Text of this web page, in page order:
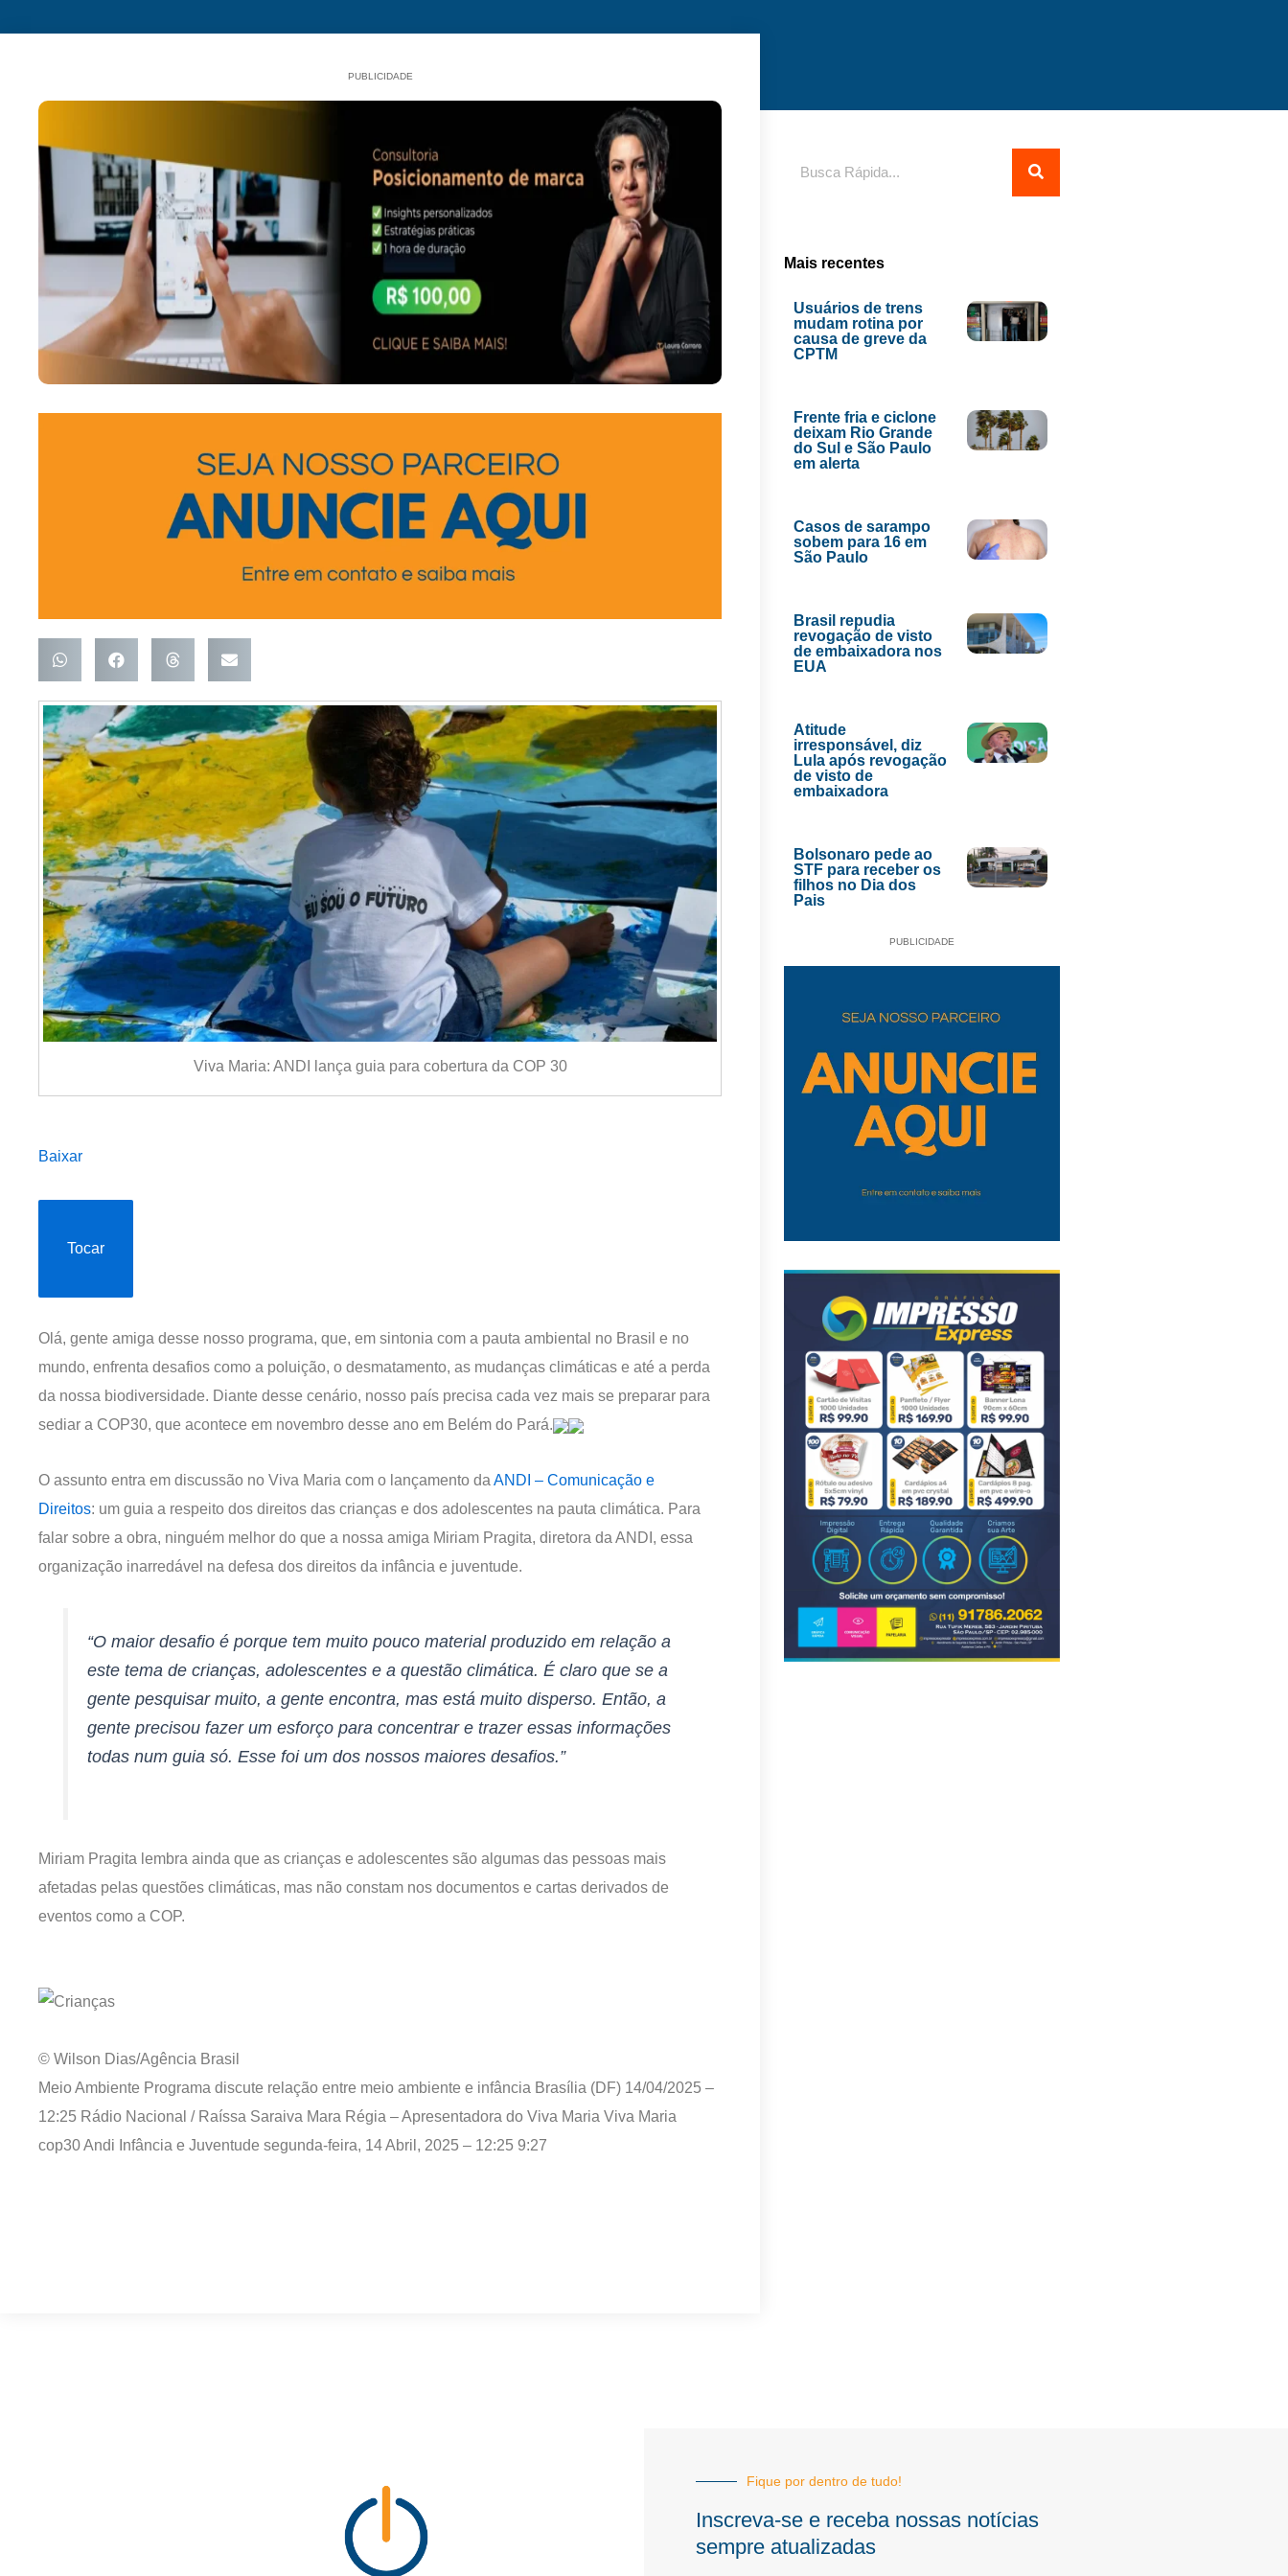
PUBLICIDADE
Viva Maria: ANDI lança guia para cobertura da COP 30
Baixar
Tocar
Olá, gente amiga desse nosso programa, que, em sintonia com a pauta ambiental no Brasil e no
mundo, enfrenta desafios como a poluição, o desmatamento, as mudanças climáticas e até a perda
da nossa biodiversidade. Diante desse cenário, nosso país precisa cada vez mais se preparar para
sediar a COP30, que acontece em novembro desse ano em Belém do Pará.
O assunto entra em discussão no Viva Maria com o lançamento da ANDI – Comunicação e
Direitos: um guia a respeito dos direitos das crianças e dos adolescentes na pauta climática. Para
falar sobre a obra, ninguém melhor do que a nossa amiga Miriam Pragita, diretora da ANDI, essa
organização inarredável na defesa dos direitos da infância e juventude.
“O maior desafio é porque tem muito pouco material produzido em relação a
este tema de crianças, adolescentes e a questão climática. É claro que se a
gente pesquisar muito, a gente encontra, mas está muito disperso. Então, a
gente precisou fazer um esforço para concentrar e trazer essas informações
todas num guia só. Esse foi um dos nossos maiores desafios.”
Miriam Pragita lembra ainda que as crianças e adolescentes são algumas das pessoas mais
afetadas pelas questões climáticas, mas não constam nos documentos e cartas derivados de
eventos como a COP.
© Wilson Dias/Agência Brasil
Meio Ambiente Programa discute relação entre meio ambiente e infância Brasília (DF) 14/04/2025 –
12:25 Rádio Nacional / Raíssa Saraiva Mara Régia – Apresentadora do Viva Maria Viva Maria
cop30 Andi Infância e Juventude segunda-feira, 14 Abril, 2025 – 12:25 9:27
Mais recentes
Usuários de trens
mudam rotina por
causa de greve da
CPTM
Frente fria e ciclone
deixam Rio Grande
do Sul e São Paulo
em alerta
Casos de sarampo
sobem para 16 em
São Paulo
Brasil repudia
revogação de visto
de embaixadora nos
EUA
Atitude
irresponsável, diz
Lula após revogação
de visto de
embaixadora
Bolsonaro pede ao
STF para receber os
filhos no Dia dos
Pais
PUBLICIDADE
Fique por dentro de tudo!
Inscreva-se e receba nossas notícias
sempre atualizadas